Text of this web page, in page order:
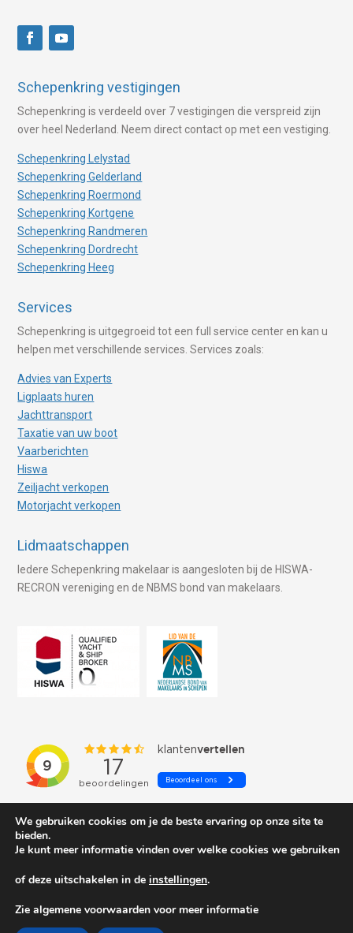
Schepenkring vestigingen
Schepenkring is verdeeld over 7 vestigingen die verspreid zijn
over heel Nederland. Neem direct contact op met een vestiging.
Schepenkring Lelystad
Schepenkring Gelderland
Schepenkring Roermond
Schepenkring Kortgene
Schepenkring Randmeren
Schepenkring Dordrecht
Schepenkring Heeg
Services
Schepenkring is uitgegroeid tot een full service center en kan u
helpen met verschillende services. Services zoals:
Advies van Experts
Ligplaats huren
Jachttransport
Taxatie van uw boot
Vaarberichten
Hiswa
Zeiljacht verkopen
Motorjacht verkopen
Lidmaatschappen
Iedere Schepenkring makelaar is aangesloten bij de HISWA-
RECRON vereniging en de NBMS bond van makelaars.
We gebruiken cookies om je de beste ervaring op onze site te
bieden.
Je kunt meer informatie vinden over welke cookies we gebruiken
of deze uitschakelen in de instellingen.
Zie algemene voorwaarden voor meer informatie